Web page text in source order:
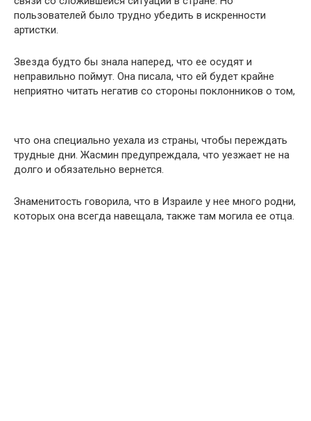
пользователей было трудно убедить в искренности
артистки.
Звезда будто бы знала наперед, что ее осудят и
неправильно поймут. Она писала, что ей будет крайне
неприятно читать негатив со стороны поклонников о том,
что она специально уехала из страны, чтобы переждать
трудные дни. Жасмин предупреждала, что уезжает не на
долго и обязательно вернется.
Знаменитость говорила, что в Израиле у нее много родни,
которых она всегда навещала, также там могила ее отца.